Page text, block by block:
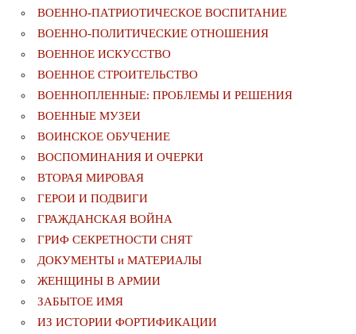
ВОЕННО-ПАТРИОТИЧЕСКОЕ ВОСПИТАНИЕ
ВОЕННО-ПОЛИТИЧЕСКИE ОТНОШЕНИЯ
ВОЕННОЕ ИСКУССТВО
ВОЕННОЕ СТРОИТЕЛЬСТВО
ВОЕННОПЛЕННЫЕ: ПРОБЛЕМЫ И РЕШЕНИЯ
ВОЕННЫЕ МУЗЕИ
ВОИНСКОЕ ОБУЧЕНИЕ
ВОСПОМИНАНИЯ И ОЧЕРКИ
ВТОРАЯ МИРОВАЯ
ГЕРОИ И ПОДВИГИ
ГРАЖДАНСКАЯ ВОЙНА
ГРИФ СЕКРЕТНОСТИ СНЯТ
ДОКУМЕНТЫ и МАТЕРИАЛЫ
ЖЕНЩИНЫ В АРМИИ
ЗАБЫТОЕ ИМЯ
ИЗ ИСТОРИИ ФОРТИФИКАЦИИ